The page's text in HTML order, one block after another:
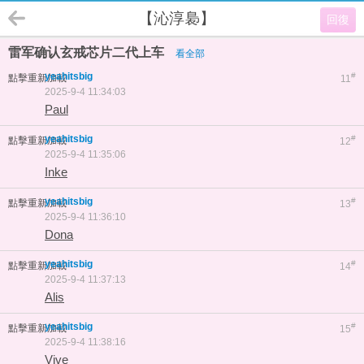
回復
【沁淳裊】
雷军确认玄戒芯片二代上车 看全部
點擊重新加載 11#
yeahitsbig
2025-9-4 11:34:03
Paul
點擊重新加載 12#
yeahitsbig
2025-9-4 11:35:06
Inke
點擊重新加載 13#
yeahitsbig
2025-9-4 11:36:10
Dona
點擊重新加載 14#
yeahitsbig
2025-9-4 11:37:13
Alis
點擊重新加載 15#
yeahitsbig
2025-9-4 11:38:16
Vive